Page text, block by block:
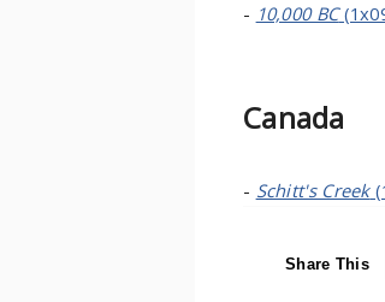
- 10,000 BC
Canada
- Schitt's Creek
Share This